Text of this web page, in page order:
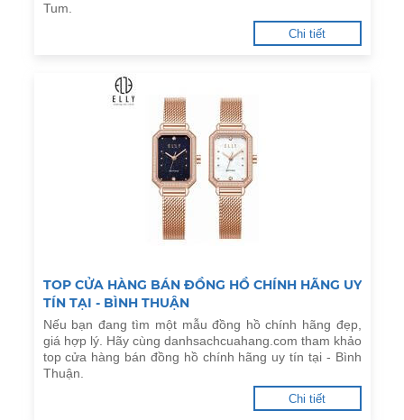
Tum.
Chi tiết
TOP CỬA HÀNG BÁN ĐỒNG HỒ CHÍNH HÃNG UY
TÍN TẠI - BÌNH THUẬN
Nếu bạn đang tìm một mẫu đồng hồ chính hãng đẹp,
giá hợp lý. Hãy cùng danhsachcuahang.com tham khảo
top cửa hàng bán đồng hồ chính hãng uy tín tại - Bình
Thuận.
Chi tiết